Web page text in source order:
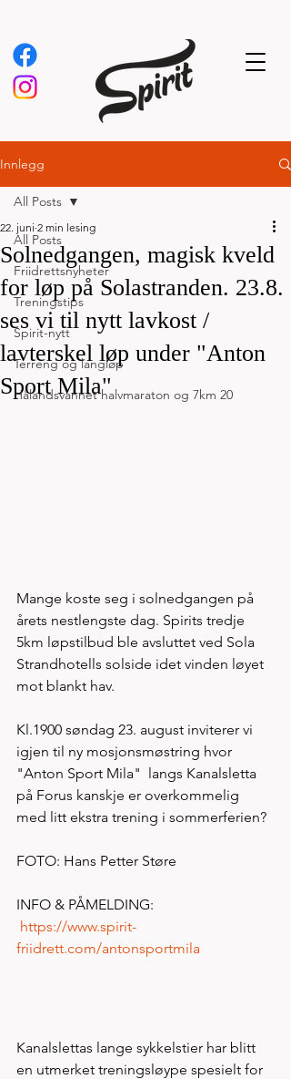
Innlegg
All Posts
Friidrettsnyheter
Treningstips
Spirit-nytt
Terreng og langløp
Hålandsvannet halvmaraton og 7km 20
All Posts
Solnedgangen, magisk kveld
for løp på Solastranden. 23.8.
ses vi til nytt lavkost /
lavterskel løp under "Anton
Sport Mila"
22. juni 2 min lesing
Mange koste seg i solnedgangen på
årets nestlengste dag. Spirits tredje
5km løpstilbud ble avsluttet ved Sola
Strandhotells solside idet vinden løyet
mot blankt hav.
Kl.1900 søndag 23. august inviterer vi
igjen til ny mosjonsmøstring hvor
"Anton Sport Mila"  langs Kanalsletta
på Forus kanskje er overkommelig
med litt ekstra trening i sommerferien?
FOTO: Hans Petter Støre
INFO & PÅMELDING:
https://www.spirit-
friidrett.com/antonsportmila
Kanalslettas lange sykkelstier har blitt
en utmerket treningsløype spesielt for